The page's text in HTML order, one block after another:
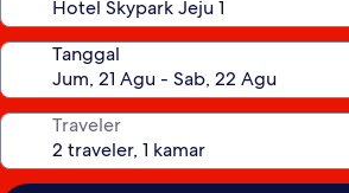
Tanggal
Traveler